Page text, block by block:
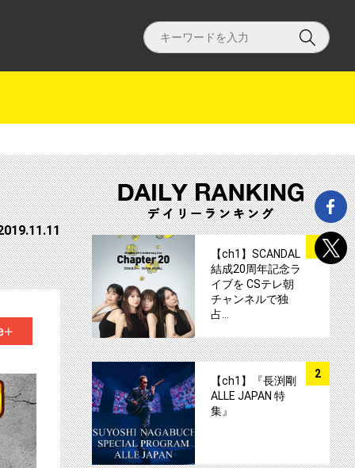
+1
1
【ch1】SCANDAL
結成20周年記念ラ
イブを CSテレ朝
チャンネルで独
占…
2
【ch1】『長渕剛
ALLE JAPAN 特
集』